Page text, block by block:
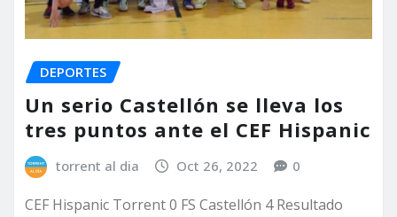
DEPORTES
Un serio Castellón se lleva los
tres puntos ante el CEF Hispanic
torrent al dia Oct 26, 2022 0
CEF Hispanic Torrent 0 FS Castellón 4 Resultado